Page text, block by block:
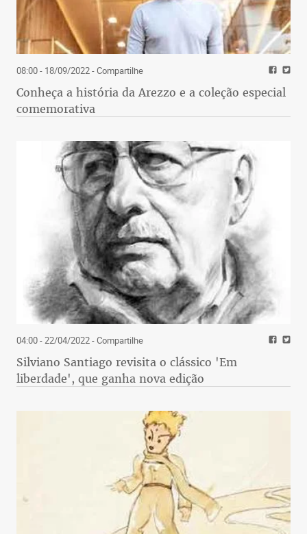
08:00 - 18/09/2022- Compartilhe
Conheça a história da Arezzo e a coleção especial
comemorativa
04:00 - 22/04/2022- Compartilhe
Silviano Santiago revisita o clássico 'Em
liberdade', que ganha nova edição